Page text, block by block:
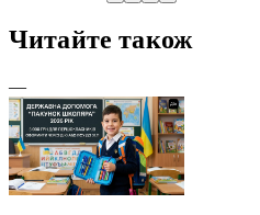
Читайте також
—